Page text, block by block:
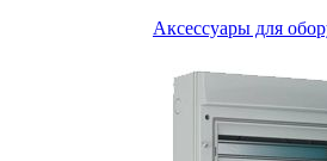
Аксессуары для